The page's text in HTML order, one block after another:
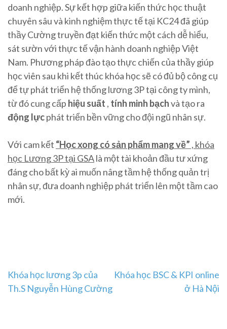
doanh nghiệp. Sự kết hợp giữa kiến ​​thức học thuật
chuyên sâu và kinh nghiệm thực tế tại KC24 đã giúp
thầy Cường truyền đạt kiến ​​thức một cách dễ hiểu,
sát sườn với thực tế vận hành doanh nghiệp Việt
Nam. Phương pháp đào tạo thực chiến của thầy giúp
học viên sau khi kết thúc khóa học sẽ có đủ bộ công cụ
để tự phát triển hệ thống lương 3P tại công ty mình,
từ đó cung cấp hiệu suất , tính minh bạchvà tạo ra
động lựcphát triển bền vững cho đội ngũ nhân sự.
Với cam kết “Học xong có sản phẩm mang về” , khóa
học Lương 3P tại GSAlà một tài khoản đầu tư xứng
đáng cho bất kỳ ai muốn nâng tầm hệ thống quản trị
nhân sự, đưa doanh nghiệp phát triển lên một tầm cao
mới.
Post
navigation
Khóa học lương 3p của
Th.S Nguyễn Hùng Cường
Khóa học BSC & KPI online
ở Hà Nội